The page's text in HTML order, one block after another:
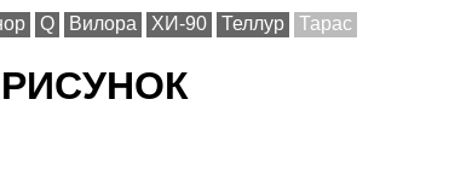
Q Вилора ХИ-90 Теллур Тарас